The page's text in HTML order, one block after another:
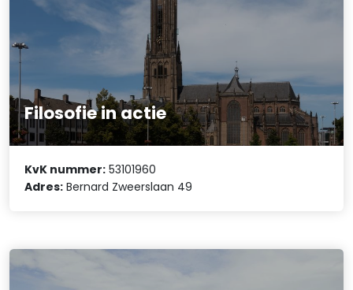
Filosofie in actie
KvK nummer: 53101960
Adres: Bernard Zweerslaan 49